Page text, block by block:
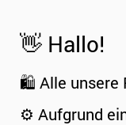
👋 Hallo!
🛍️ Alle unsere
⚙️ Aufgrund